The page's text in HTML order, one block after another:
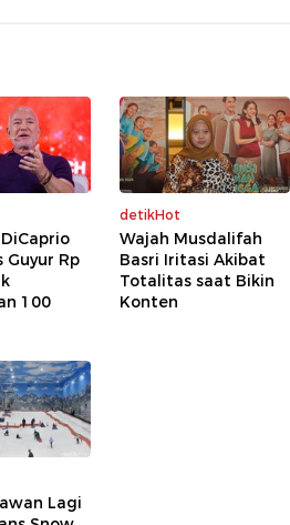
Guyur Rp
100
detikHot
Wajah Musdalifah
Basri Iritasi Akibat
Totalitas saat Bikin
Konten
Lagi